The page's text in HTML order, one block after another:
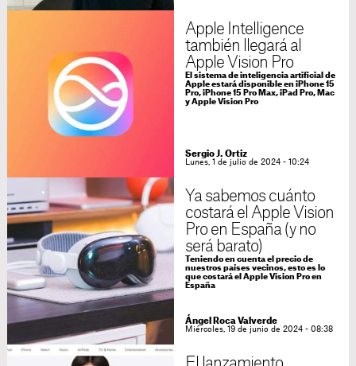
Apple Intelligence
también llegará al
Apple Vision Pro
El sistema de inteligencia artificial de
Apple estará disponible en iPhone 15
Pro, iPhone 15 Pro Max, iPad Pro, Mac
y Apple Vision Pro
Sergio J. Ortiz
Lunes, 1 de julio de 2024 - 10:24
Ya sabemos cuánto
costará el Apple Vision
Pro en España (y no
será barato)
Teniendo en cuenta el precio de
nuestros países vecinos, esto es lo
que costará el Apple Vision Pro en
España
Ángel Roca Valverde
Miércoles, 19 de junio de 2024 - 08:38